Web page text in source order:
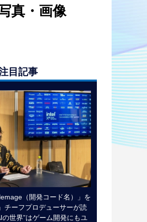
真・画像
目記事
（開発コード名）」を
チーフプロデューサーが読
の世界”はゲーム開発にもユ